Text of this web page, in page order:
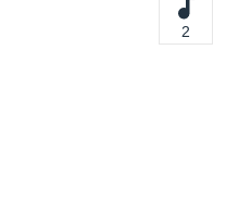
2